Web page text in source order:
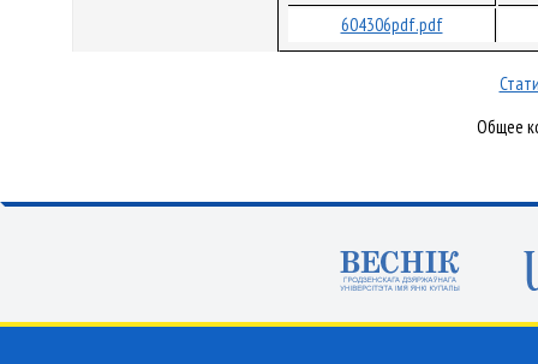
604306pdf.pdf
Общее